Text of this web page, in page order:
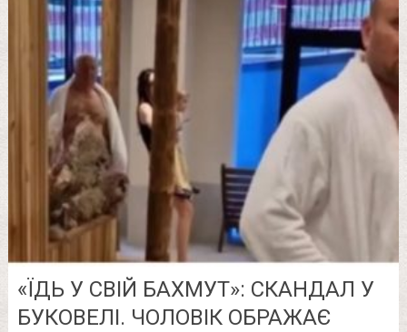
«ЇДЬ У СВІЙ БАХМУТ»: СКАНДАЛ У
БУКОВЕЛІ. ЧОЛОВІК ОБРАЖАЄ